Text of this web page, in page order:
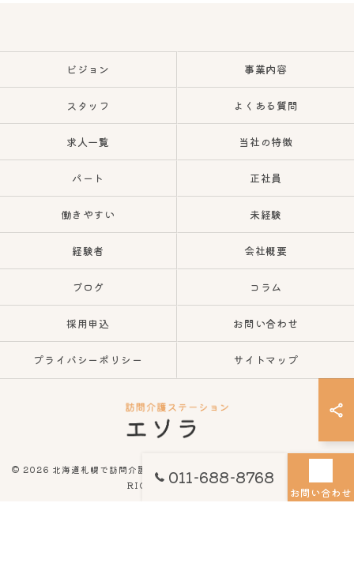
011-688-8768
お問い合わせ
ビジョン 事業内容
スタッフ よくある質問
求人一覧 当社の特徴
パート 正社員
働きやすい 未経験
経験者 会社概要
ブログ コラム
採用申込 お問い合わせ
プライバシーポリシー サイトマップ
© 2026 北海道札幌で訪問介護の求人なら訪問介護ステーション エソラ ALL
RIGHTS RESERVED.